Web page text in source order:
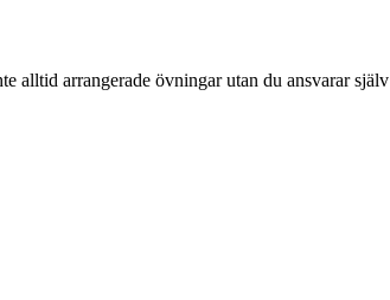
alltid arrangerade övningar utan du ansvarar